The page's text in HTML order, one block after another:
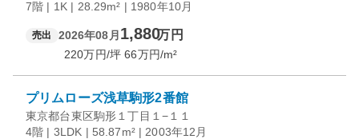
7階 | 1K | 28.29m² | 1980年10月
売出 2026年08月 1,880万円
220万円/坪 66万円/m²
プリムローズ浅草駒形2番館
東京都台東区駒形１丁目１−１１
4階 | 3LDK | 58.87m² | 2003年12月